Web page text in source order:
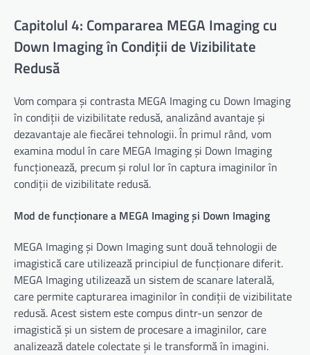
Capitolul 4: Compararea MEGA Imaging cu
Down Imaging în Condiții de Vizibilitate
Redusă
Vom compara și contrasta MEGA Imaging cu Down Imaging
în condiții de vizibilitate redusă, analizând avantaje și
dezavantaje ale fiecărei tehnologii. În primul rând, vom
examina modul în care MEGA Imaging și Down Imaging
funcționează, precum și rolul lor în captura imaginilor în
condiții de vizibilitate redusă.
Mod de funcționare a MEGA Imaging și Down Imaging
MEGA Imaging și Down Imaging sunt două tehnologii de
imagistică care utilizează principiul de funcționare diferit.
MEGA Imaging utilizează un sistem de scanare laterală,
care permite capturarea imaginilor în condiții de vizibilitate
redusă. Acest sistem este compus dintr-un senzor de
imagistică și un sistem de procesare a imaginilor, care
analizează datele colectate și le transformă în imagini.